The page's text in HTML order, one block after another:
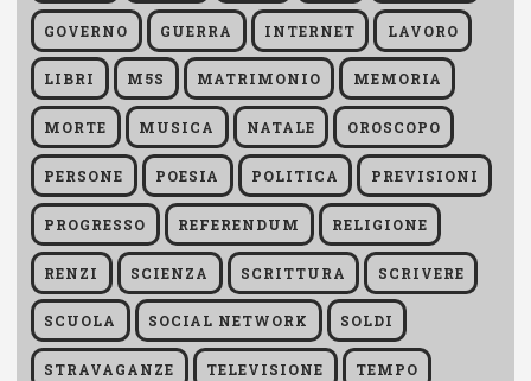
GOVERNO GUERRA INTERNET LAVORO
LIBRI M5S MATRIMONIO MEMORIA
MORTE MUSICA NATALE OROSCOPO
PERSONE POESIA POLITICA PREVISIONI
PROGRESSO REFERENDUM RELIGIONE
RENZI SCIENZA SCRITTURA SCRIVERE
SCUOLA SOCIAL NETWORK SOLDI
STRAVAGANZE TELEVISIONE TEMPO